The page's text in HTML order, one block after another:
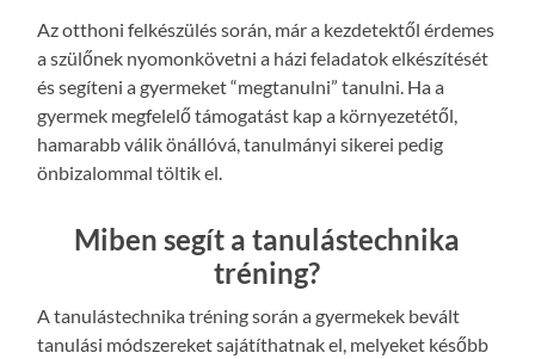
Az otthoni felkészülés során, már a kezdetektől érdemes
a szülőnek nyomonkövetni a házi feladatok elkészítését
és segíteni a gyermeket “megtanulni” tanulni. Ha a
gyermek megfelelő támogatást kap a környezetétől,
hamarabb válik önállóvá, tanulmányi sikerei pedig
önbizalommal töltik el.
Miben segít a tanulástechnika
tréning?
A tanulástechnika tréning során a gyermekek bevált
tanulási módszereket sajátíthatnak el, melyeket később